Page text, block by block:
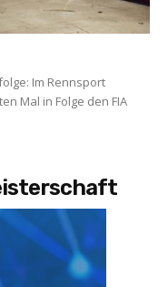
Im Rennsport
Mal in Folge den FIA